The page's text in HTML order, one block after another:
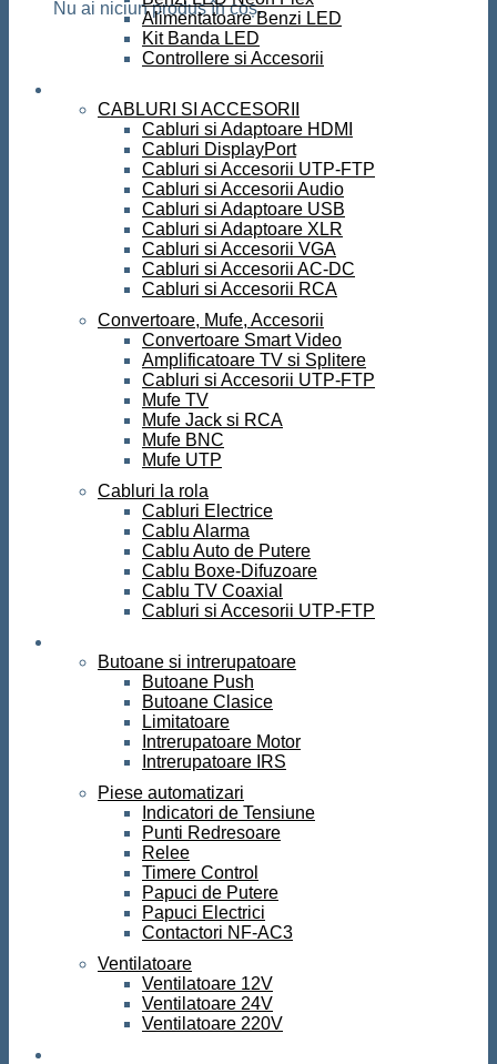
Nu ai niciun produs în coș.
Alimentatoare Benzi LED
Kit Banda LED
Controllere si Accesorii
CABLURI SI ACCESORII
Cabluri si Adaptoare HDMI
Cabluri DisplayPort
Cabluri si Accesorii UTP-FTP
Cabluri si Accesorii Audio
Cabluri si Adaptoare USB
Cabluri si Adaptoare XLR
Cabluri si Accesorii VGA
Cabluri si Accesorii AC-DC
Cabluri si Accesorii RCA
Convertoare, Mufe, Accesorii
Convertoare Smart Video
Amplificatoare TV si Splitere
Cabluri si Accesorii UTP-FTP
Mufe TV
Mufe Jack si RCA
Mufe BNC
Mufe UTP
Cabluri la rola
Cabluri Electrice
Cablu Alarma
Cablu Auto de Putere
Cablu Boxe-Difuzoare
Cablu TV Coaxial
Cabluri si Accesorii UTP-FTP
Butoane si intrerupatoare
Butoane Push
Butoane Clasice
Limitatoare
Intrerupatoare Motor
Intrerupatoare IRS
Piese automatizari
Indicatori de Tensiune
Punti Redresoare
Relee
Timere Control
Papuci de Putere
Papuci Electrici
Contactori NF-AC3
Ventilatoare
Ventilatoare 12V
Ventilatoare 24V
Ventilatoare 220V